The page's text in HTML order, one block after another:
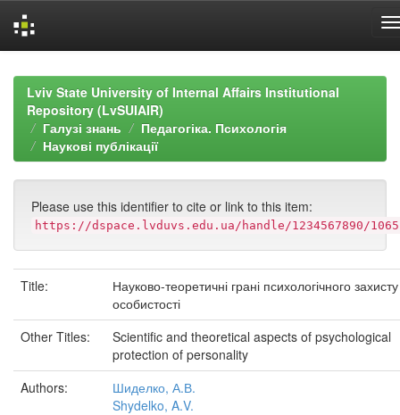
navigationLviv State University of Internal Affairs Institutional
Repository (LvSUIAIR)
Галузі знань
Педагогіка. Психологія
Наукові публікації
Please use this identifier to cite or link to this item:
https://dspace.lvduvs.edu.ua/handle/1234567890/1065
Title:
Науково-теоретичні грані психологічного захисту
особистості
Other Titles:
Scientific and theoretical aspects of psychological
protection of personality
Authors:
Шиделко, А.В.
Shydelko, A.V.